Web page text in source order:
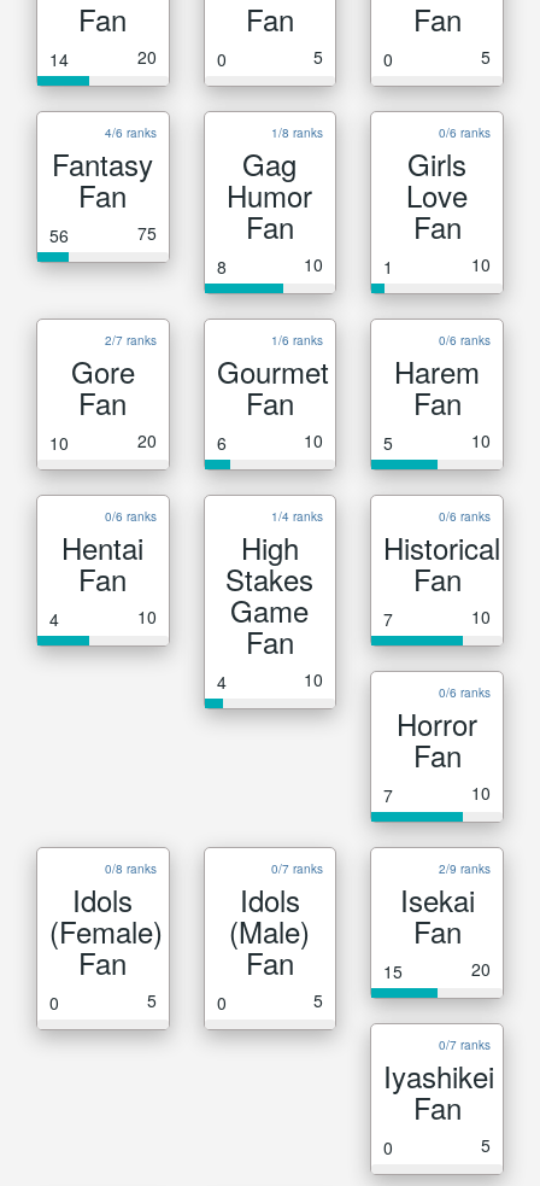
Fan
14 20
Fan
0 5
Fan
0 5
4/6 ranks
Fantasy
Fan
56 75
1/8 ranks
Gag
Humor
Fan
8 10
0/6 ranks
Girls
Love
Fan
1 10
2/7 ranks
Gore
Fan
10 20
1/6 ranks
Gourmet
Fan
6 10
0/6 ranks
Harem
Fan
5 10
0/6 ranks
Hentai
Fan
4 10
1/4 ranks
High
Stakes
Game
Fan
4 10
0/6 ranks
Historical
Fan
7 10
0/6 ranks
Horror
Fan
7 10
0/8 ranks
Idols
(Female)
Fan
0 5
0/7 ranks
Idols
(Male)
Fan
0 5
2/9 ranks
Isekai
Fan
15 20
0/7 ranks
Iyashikei
Fan
0 5